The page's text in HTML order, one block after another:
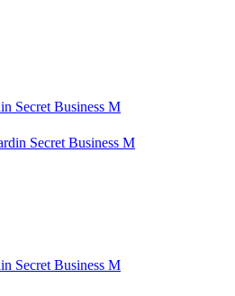
Secret Business M
Secret Business M